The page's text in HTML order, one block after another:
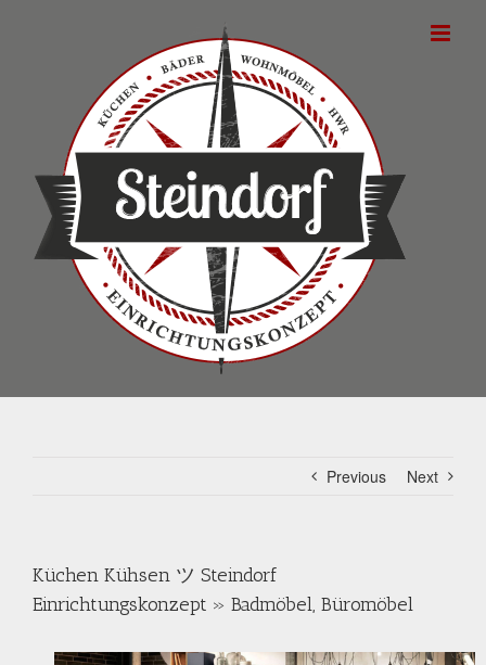
Previous Next
Küchen Kühsen ツ Steindorf
Einrichtungskonzept » Badmöbel, Büromöbel